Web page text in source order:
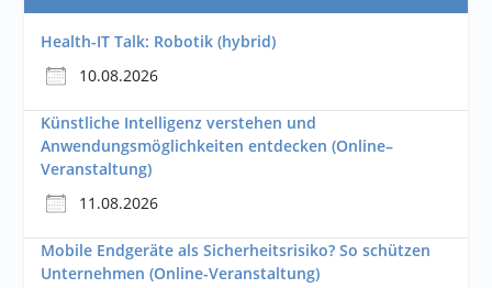
Health-IT Talk: Robotik (hybrid)
10.08.2026
Künstliche Intelligenz verstehen und
Anwendungsmöglichkeiten entdecken (Online–
Veranstaltung)
11.08.2026
Mobile Endgeräte als Sicherheitsrisiko? So schützen
Unternehmen (Online-Veranstaltung)